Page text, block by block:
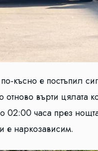
късно е постъпил
върти цялата
02:00 часа през
е наркозависим.